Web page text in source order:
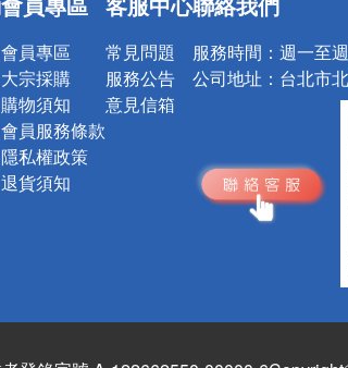
詐騙網頁！請小心！
會員專區
大宗採購
購物須知
會員服務條款
隱私權政策
退貨須知
常見問題
服務公告
意見信箱
服務時間： 週一至
公司地址： 台北市